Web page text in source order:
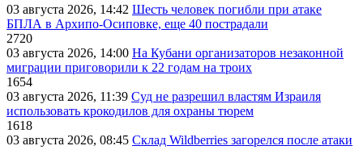
03 августа 2026, 14:42 Шесть человек погибли при атаке
БПЛА в Архипо-Осиповке, еще 40 пострадали
2720
03 августа 2026, 14:00 На Кубани организаторов незаконной
миграции приговорили к 22 годам на троих
1654
03 августа 2026, 11:39 Суд не разрешил властям Израиля
использовать крокодилов для охраны тюрем
1618
03 августа 2026, 08:45 Склад Wildberries загорелся после атаки